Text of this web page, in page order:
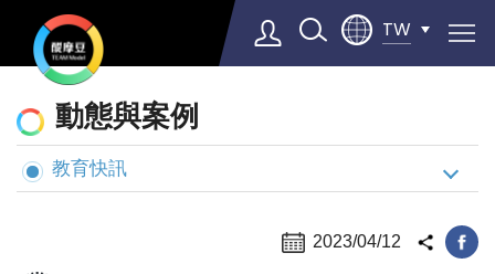
TW
▼
態
與
案
動態與案例
教育快訊
2023/04/12